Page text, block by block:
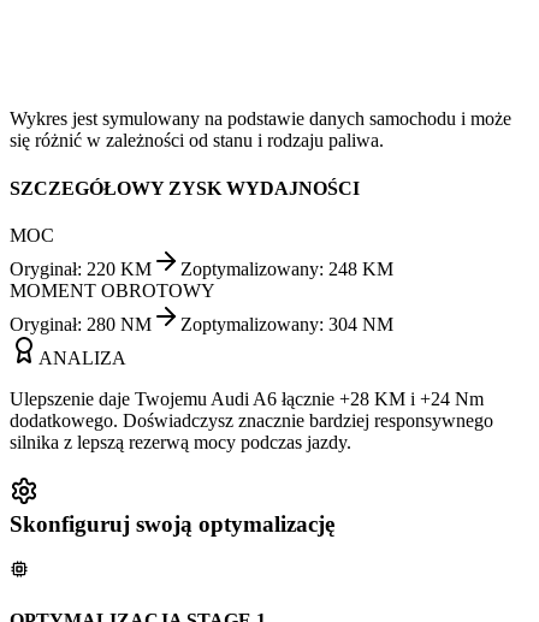
Wykres jest symulowany na podstawie danych samochodu i może
się różnić w zależności od stanu i rodzaju paliwa.
SZCZEGÓŁOWY ZYSK WYDAJNOŚCI
MOC
Oryginał: 220 KM Zoptymalizowany: 248 KM
MOMENT OBROTOWY
Oryginał: 280 NM Zoptymalizowany: 304 NM
ANALIZA
Ulepszenie daje Twojemu Audi A6 łącznie +28 KM i +24 Nm
dodatkowego. Doświadczysz znacznie bardziej responsywnego
silnika z lepszą rezerwą mocy podczas jazdy.
Skonfiguruj swoją optymalizację